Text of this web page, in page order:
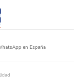
en España